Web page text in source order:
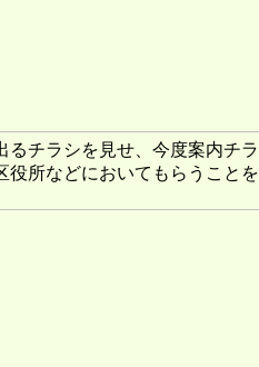
るチラシを見せ、今度案内チ
役所などにおいてもらうこと